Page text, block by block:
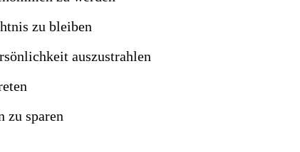
zu bleiben
auszustrahlen
zu sparen